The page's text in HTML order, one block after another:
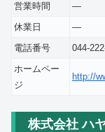
営業時間
―
休業日
―
電話番号
044-
ホームペー
ジ
http://
株式会社 ハ